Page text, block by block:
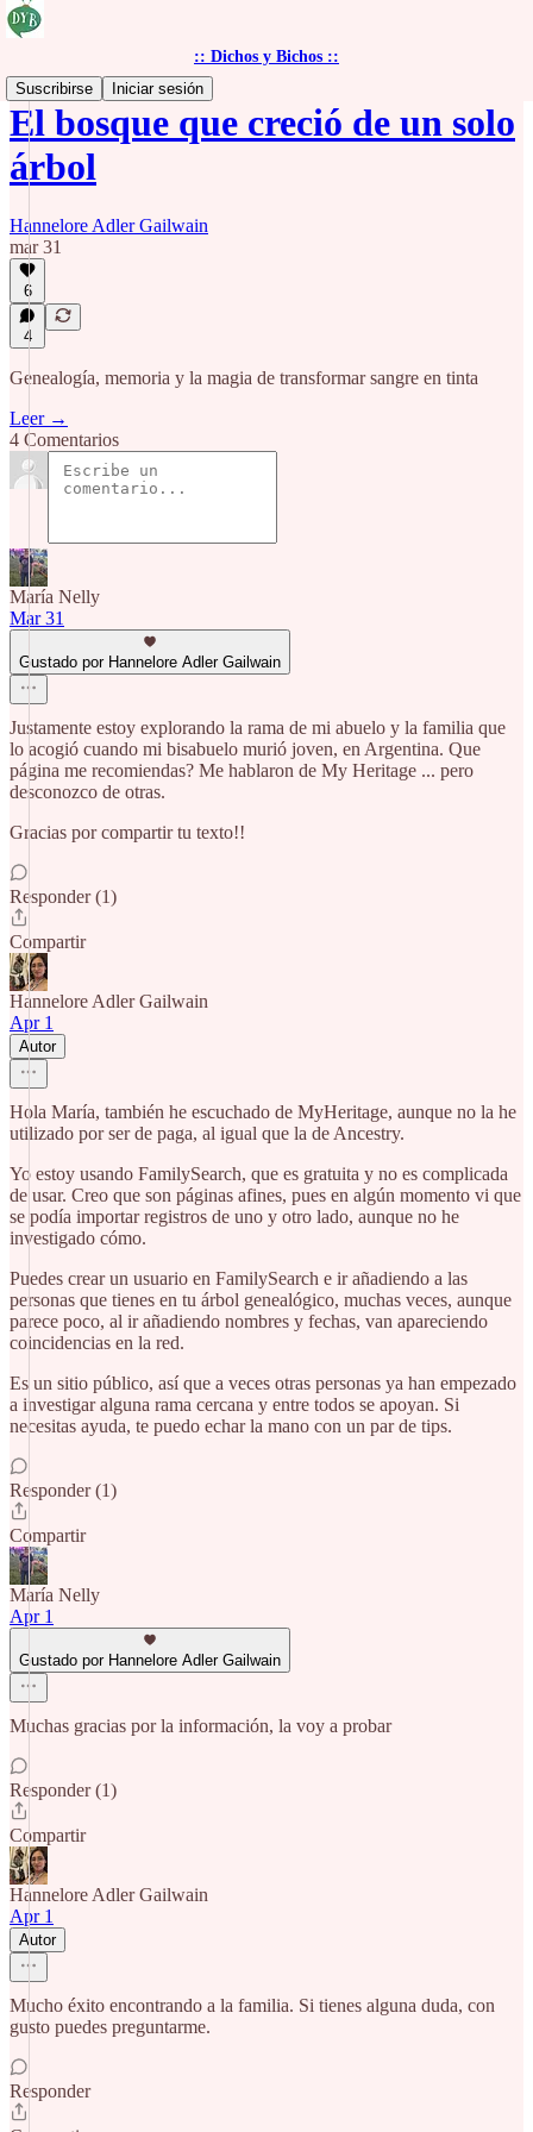
:: Dichos y Bichos ::
Suscribirse
Iniciar sesión
El bosque que creció de un solo
árbol
Hannelore Adler Gailwain
mar 31
6
4
Genealogía, memoria y la magia de transformar sangre en tinta
Leer →
4 Comentarios
María Nelly
Mar 31
Gustado por Hannelore Adler Gailwain
Justamente estoy explorando la rama de mi abuelo y la familia que
lo acogió cuando mi bisabuelo murió joven, en Argentina. Que
página me recomiendas? Me hablaron de My Heritage ... pero
desconozco de otras.
Gracias por compartir tu texto!!
Responder (1)
Compartir
Hannelore Adler Gailwain
Apr 1
Autor
Hola María, también he escuchado de MyHeritage, aunque no la he
utilizado por ser de paga, al igual que la de Ancestry.
Yo estoy usando FamilySearch, que es gratuita y no es complicada
de usar. Creo que son páginas afines, pues en algún momento vi que
se podía importar registros de uno y otro lado, aunque no he
investigado cómo.
Puedes crear un usuario en FamilySearch e ir añadiendo a las
personas que tienes en tu árbol genealógico, muchas veces, aunque
parece poco, al ir añadiendo nombres y fechas, van apareciendo
coincidencias en la red.
Es un sitio público, así que a veces otras personas ya han empezado
a investigar alguna rama cercana y entre todos se apoyan. Si
necesitas ayuda, te puedo echar la mano con un par de tips.
Responder (1)
Compartir
María Nelly
Apr 1
Gustado por Hannelore Adler Gailwain
Muchas gracias por la información, la voy a probar
Responder (1)
Compartir
Hannelore Adler Gailwain
Apr 1
Autor
Mucho éxito encontrando a la familia. Si tienes alguna duda, con
gusto puedes preguntarme.
Responder